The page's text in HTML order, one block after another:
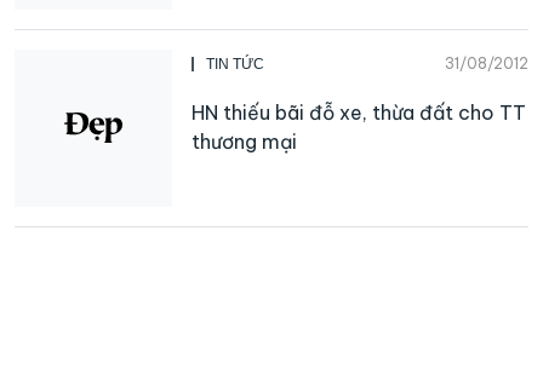
TIN TỨC 31/08/2012
HN thiếu bãi đỗ xe, thừa đất cho TT
thương mại